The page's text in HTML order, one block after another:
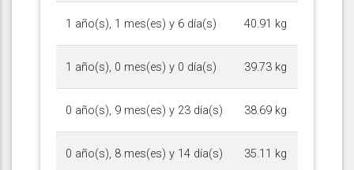
1 año(s), 1 mes(es) y 6 día(s) 40.91 kg
1 año(s), 0 mes(es) y 0 día(s) 39.73 kg
0 año(s), 9 mes(es) y 23 día(s) 38.69 kg
0 año(s), 8 mes(es) y 14 día(s) 35.11 kg